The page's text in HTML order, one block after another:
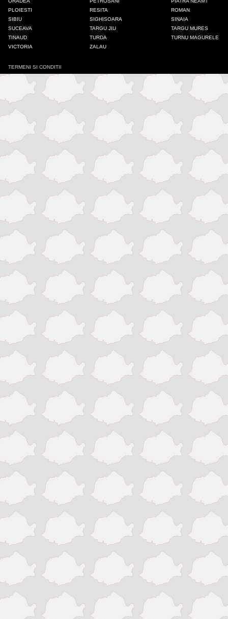
Odorheiu Secuiesc
Onesti
Oradea
Petrosani
Piatra Neamt
Pitesti
Ploiesti
Roman
Sibiu
Sighisoara
Sinaia
Slatina
Suceava
Targu Jiu
Targu Mures
Timisoara
Tinaud
PLOIESTI
RESITA
ROMAN
SIBIU
SIGHISOARA
SINAIA
SUCEAVA
TARGU JIU
TARGU MURES
TINAUD
TURDA
TURNU MAGURELE
VICTORIA
ZALAU
TERMENI SI CONDITII